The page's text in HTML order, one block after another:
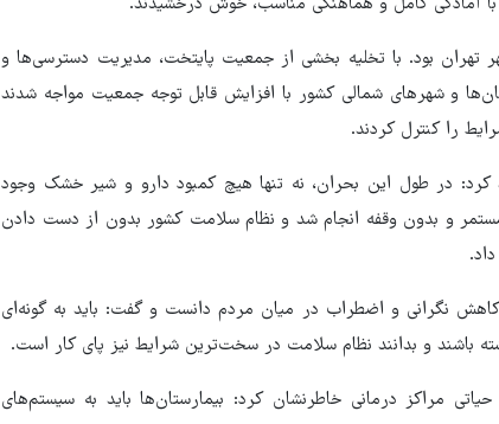
تهران بود. با تخلیه بخشی از جمعیت پایتخت، مدیریت دسترسی‌ها و
و شهرهای شمالی کشور با افزایش قابل توجه جمعیت مواجه شدند
را کنترل کردند.
کرد: در طول این بحران، نه تنها هیچ کمبود دارو و شیر خشک وجود
و بدون وقفه انجام شد و نظام سلامت کشور بدون از دست دادن
نگرانی و اضطراب در میان مردم دانست و گفت: باید به گونه‌ای
باشند و بدانند نظام سلامت در سخت‌ترین شرایط نیز پای کار است.
مراکز درمانی خاطرنشان کرد: بیمارستان‌ها باید به سیستم‌های
ایران
ساخت پارکینگ است